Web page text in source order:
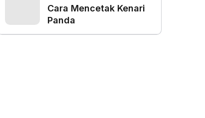
Cara Mencetak Kenari
Panda